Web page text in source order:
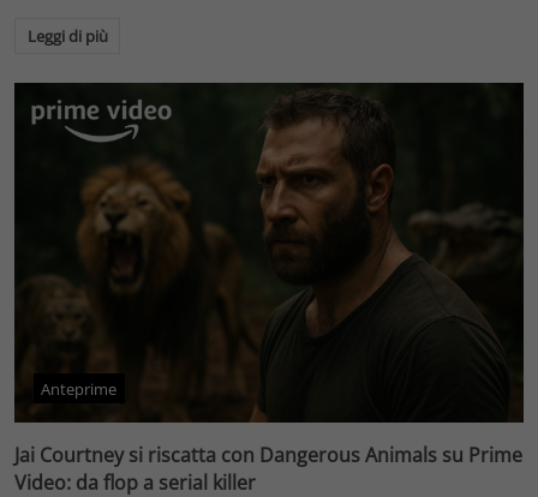
Leggi di più
Anteprime
Jai Courtney si riscatta con Dangerous Animals su Prime
Video: da flop a serial killer